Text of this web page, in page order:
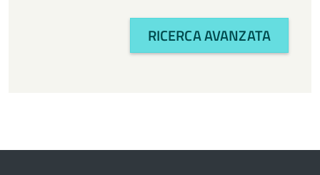
RICERCA AVANZATA